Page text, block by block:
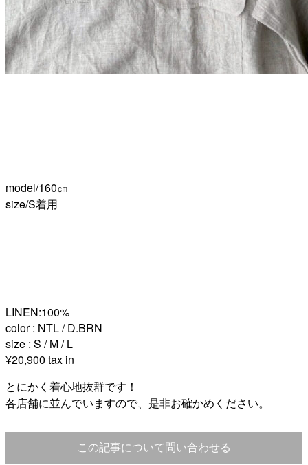
model/160㎝
size/S着用
LINEN:100%
color : NTL / D.BRN
size : S / M / L
¥20,900 tax in
とにかく着心地抜群です！
各店舗に並んでいますので、是非お確かめください。